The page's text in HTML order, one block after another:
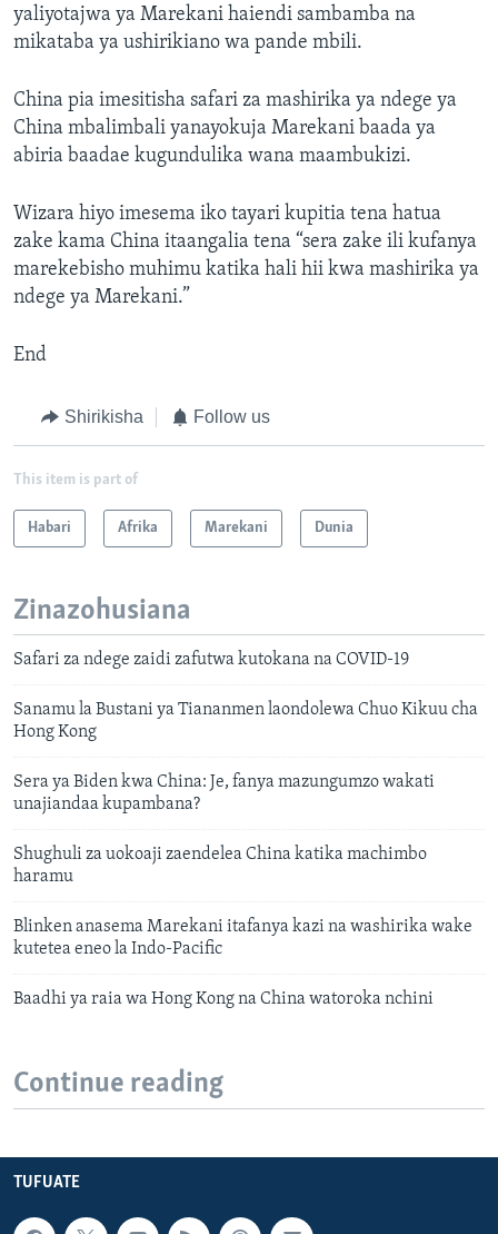
yaliyotajwa ya Marekani haiendi sambamba na
mikataba ya ushirikiano wa pande mbili.
China pia imesitisha safari za mashirika ya ndege ya
China mbalimbali yanayokuja Marekani baada ya
abiria baadae kugundulika wana maambukizi.
Wizara hiyo imesema iko tayari kupitia tena hatua
zake kama China itaangalia tena “sera zake ili kufanya
marekebisho muhimu katika hali hii kwa mashirika ya
ndege ya Marekani.”
End
Shirikisha Follow us
This item is part of
Habari Afrika Marekani Dunia
Zinazohusiana
Safari za ndege zaidi zafutwa kutokana na COVID-19
Sanamu la Bustani ya Tiananmen laondolewa Chuo Kikuu cha
Hong Kong
Sera ya Biden kwa China: Je, fanya mazungumzo wakati
unajiandaa kupambana?
Shughuli za uokoaji zaendelea China katika machimbo
haramu
Blinken anasema Marekani itafanya kazi na washirika wake
kutetea eneo la Indo-Pacific
Baadhi ya raia wa Hong Kong na China watoroka nchini
Continue reading
TUFUATE